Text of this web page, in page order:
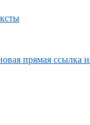
прямая ссылка